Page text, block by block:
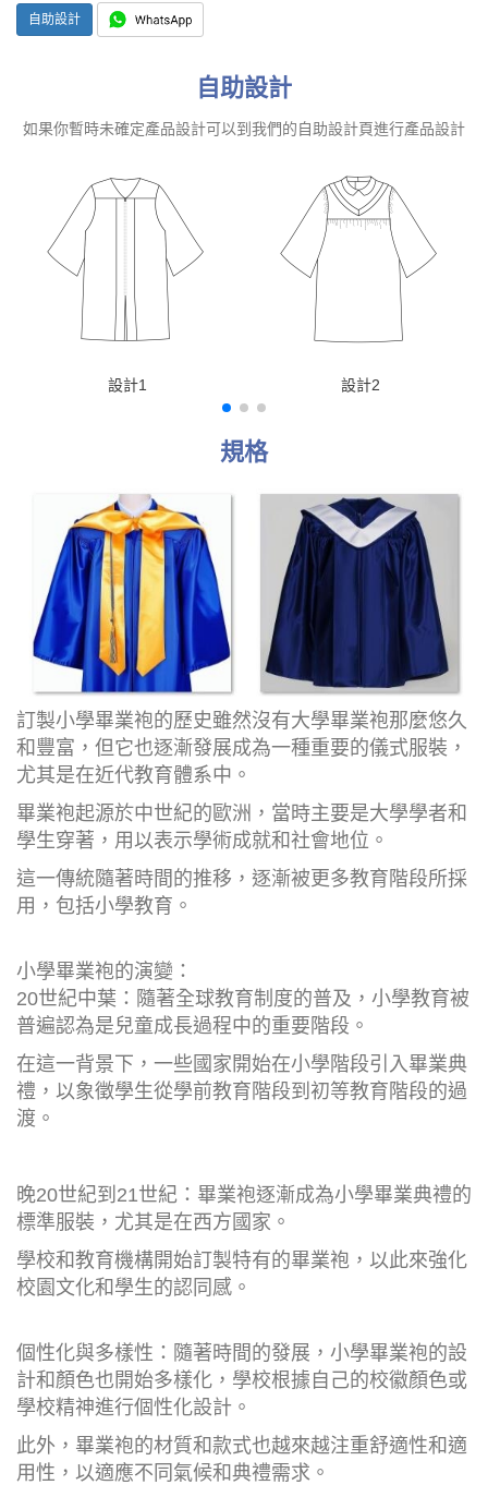
自助設計
自助設計
如果你暫時未確定產品設計可以到我們的自助設計頁進行產品設計
設計1 設計2
規格
訂製小學畢業袍的歷史雖然沒有大學畢業袍那麼悠久
和豐富，但它也逐漸發展成為一種重要的儀式服裝，
尤其是在近代教育體系中。
畢業袍起源於中世紀的歐洲，當時主要是大學學者和
學生穿著，用以表示學術成就和社會地位。
這一傳統隨著時間的推移，逐漸被更多教育階段所採
用，包括小學教育。
小學畢業袍的演變：
20世紀中葉：隨著全球教育制度的普及，小學教育被
普遍認為是兒童成長過程中的重要階段。
在這一背景下，一些國家開始在小學階段引入畢業典
禮，以象徵學生從學前教育階段到初等教育階段的過
渡。
晚20世紀到21世紀：畢業袍逐漸成為小學畢業典禮的
標準服裝，尤其是在西方國家。
學校和教育機構開始訂製特有的畢業袍，以此來強化
校園文化和學生的認同感。
個性化與多樣性：隨著時間的發展，小學畢業袍的設
計和顏色也開始多樣化，學校根據自己的校徽顏色或
學校精神進行個性化設計。
此外，畢業袍的材質和款式也越來越注重舒適性和適
用性，以適應不同氣候和典禮需求。